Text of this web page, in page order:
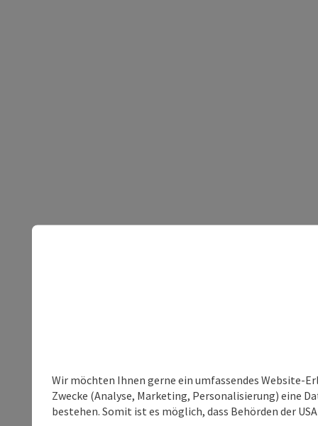
Wir möchten Ihnen gerne ein umfassendes Website-
Zwecke (Analyse, Marketing, Personalisierung) eine
bestehen. Somit ist es möglich, dass Behörden der